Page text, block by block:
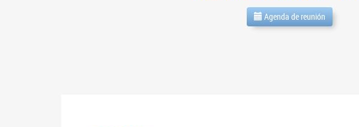
Agenda de reunión